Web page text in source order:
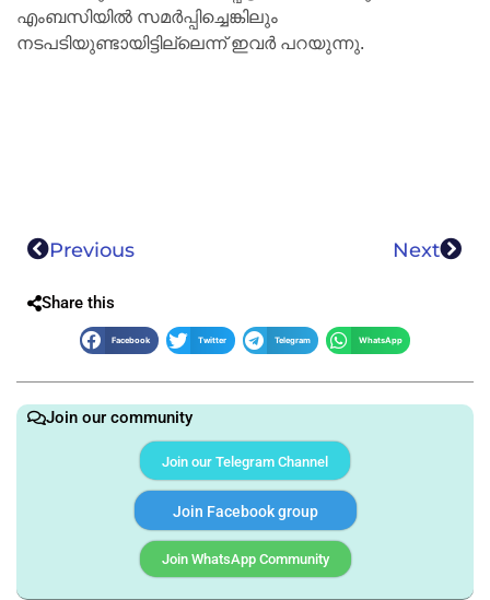
എംബസിയില്‍ സമര്‍പ്പിച്ചെങ്കിലും
നടപടിയുണ്ടായിട്ടില്ലെന്ന് ഇവര്‍ പറയുന്നു.
Previous Next
Share this
Facebook Twitter Telegram WhatsApp
Join our community
Join our Telegram Channel
Join Facebook group
Join WhatsApp Community